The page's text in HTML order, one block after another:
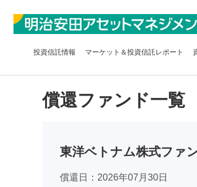
投資信託情報 マーケット＆投資信託レポート
償還ファンド一覧
東洋ベトナム株式ファ
償還日 2026年07月30日